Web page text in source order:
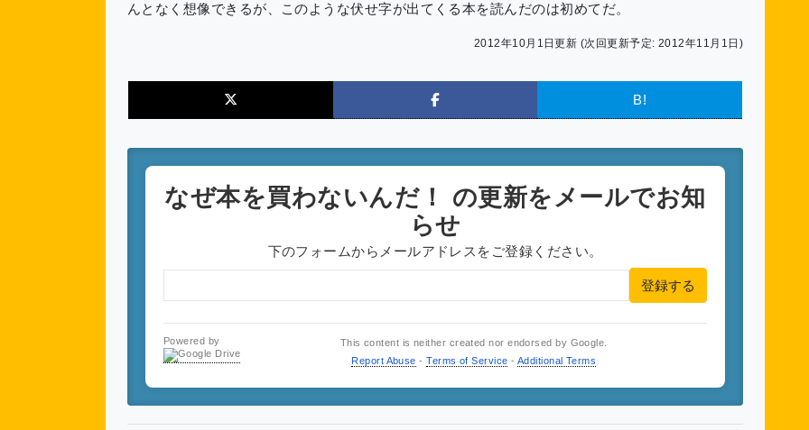
んとなく想像できるが、このような伏せ字が出てくる本を読んだのは初めてだ。
2012年10月1日更新 (次回更新予定: 2012年11月1日)
B!
なぜ本を買わないんだ！
の更新をメールでお知
らせ
下のフォームからメールアドレスをご登録ください。
登録する
Powered by
This content is neither created nor endorsed by Google.
Report Abuse -Terms of Service - Additional Terms